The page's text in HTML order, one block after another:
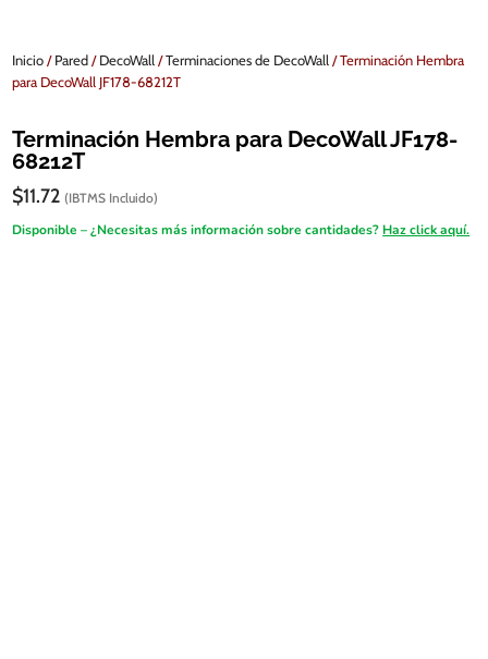
Inicio/Pared/DecoWall /Terminaciones de DecoWall / Terminación Hembra
para DecoWall JF178-68212T
Terminación Hembra para DecoWall JF178-
68212T
$11.72 (IBTMS Incluido)
Disponible – ¿Necesitas más información sobre cantidades? Haz click aquí.